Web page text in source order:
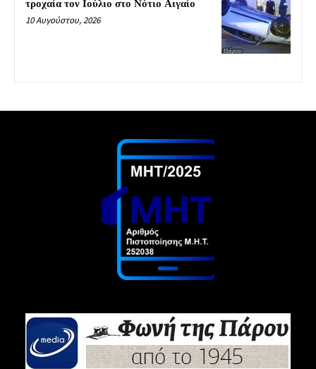
τροχαία τον Ιούλιο στο Νότιο Αιγαίο
10 Αυγούστου, 2026